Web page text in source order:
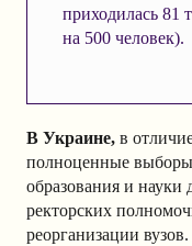
приходилась 81
на 500 человек).
В Украине, в
полноценные
образования и науки
ректорских
реорганизации